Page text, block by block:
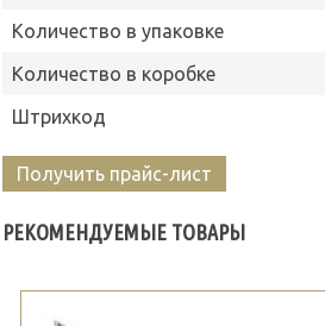
Количество в упаковке
Количество в коробке
Штрихкод
Получить прайс-лист
РЕКОМЕНДУЕМЫЕ ТОВАРЫ